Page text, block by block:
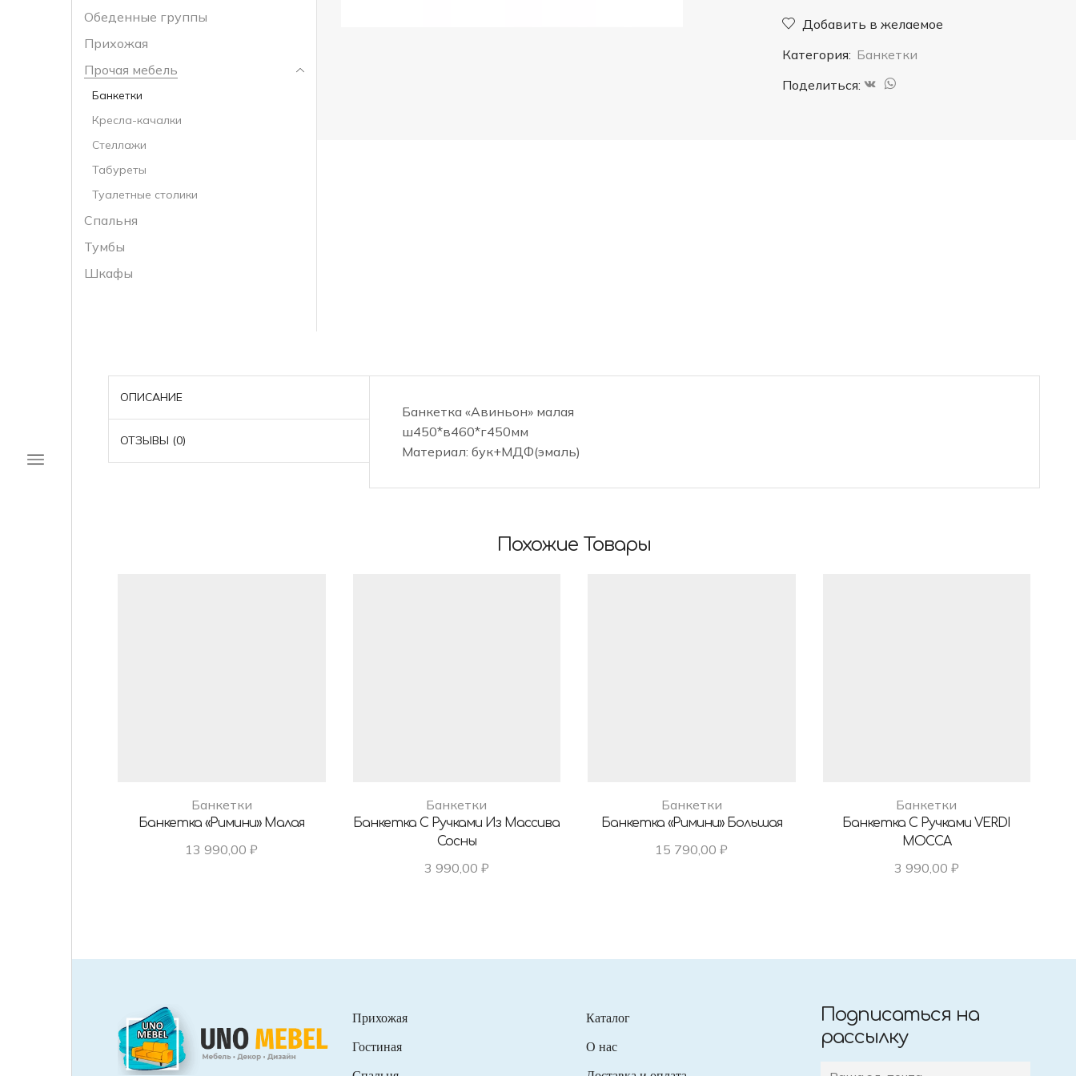
"Авиньон"
Добавить в желаемое
Категория: Банкетки
Поделиться:
Обеденные группы
Прихожая
Прочая мебель
Банкетки
Кресла-качалки
Стеллажи
Табуреты
Туалетные столики
Спальня
Тумбы
Шкафы
ОПИСАНИЕ
ОТЗЫВЫ (0)
Банкетка «Авиньон» малая
ш450*в460*г450мм
Материал: бук+МДФ(эмаль)
Похожие Товары
Банкетки
Банкетка «Римини» Малая
13 990,00₽
Банкетки
Банкетка С Ручками Из Массива
Сосны
3 990,00 ₽
Банкетки
Банкетка «Римини» Большая
15 790,00₽
Банкетки
Банкетка С Ручками VERDI
MOCCA
3 990,00 ₽
Прихожая
Гостиная
Каталог
О нас
Подписаться на
рассылку